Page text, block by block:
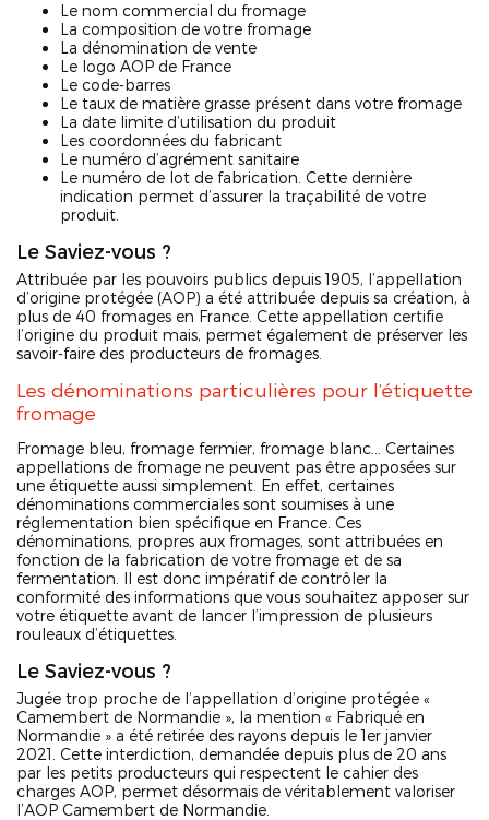
Le nom commercial du fromage
La composition de votre fromage
La dénomination de vente
Le logo AOP de France
Le code-barres
Le taux de matière grasse présent dans votre fromage
La date limite d’utilisation du produit
Les coordonnées du fabricant
Le numéro d’agrément sanitaire
Le numéro de lot de fabrication. Cette dernière
indication permet d’assurer la traçabilité de votre
produit.
Le Saviez-vous ?
Attribuée par les pouvoirs publics depuis 1905, l’appellation
d’origine protégée (AOP) a été attribuée depuis sa création, à
plus de 40 fromages en France. Cette appellation certifie
l’origine du produit mais, permet également de préserver les
savoir-faire des producteurs de fromages.
Les dénominations particulières pour l’étiquette
fromage
Fromage bleu, fromage fermier, fromage blanc… Certaines
appellations de fromage ne peuvent pas être apposées sur
une étiquette aussi simplement. En effet, certaines
dénominations commerciales sont soumises à une
réglementation bien spécifique en France. Ces
dénominations, propres aux fromages, sont attribuées en
fonction de la fabrication de votre fromage et de sa
fermentation. Il est donc impératif de contrôler la
conformité des informations que vous souhaitez apposer sur
votre étiquette avant de lancer l’impression de plusieurs
rouleaux d’étiquettes.
Le Saviez-vous ?
Jugée trop proche de l’appellation d’origine protégée «
Camembert de Normandie », la mention « Fabriqué en
Normandie » a été retirée des rayons depuis le 1er janvier
2021. Cette interdiction, demandée depuis plus de 20 ans
par les petits producteurs qui respectent le cahier des
charges AOP, permet désormais de véritablement valoriser
l’AOP Camembert de Normandie.